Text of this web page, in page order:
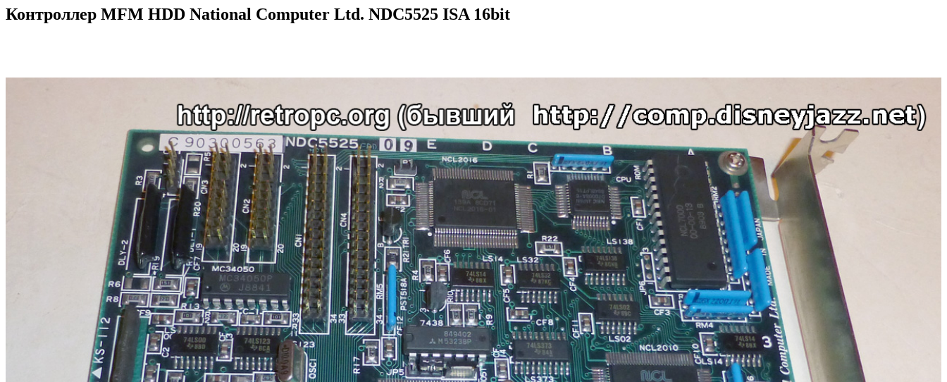
Контроллер MFM HDD National Computer Ltd. NDC5525 ISA 16bit